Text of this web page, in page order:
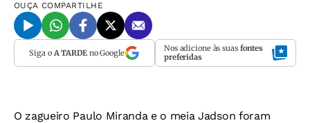
OUÇA COMPARTILHE
Siga o A TARDEno Google Nos adicione às suas fontes
preferidas
O zagueiro Paulo Miranda e o meia Jadson foram